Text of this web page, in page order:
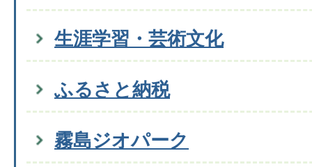
生涯学習・芸術文化
ふるさと納税
霧島ジオパーク